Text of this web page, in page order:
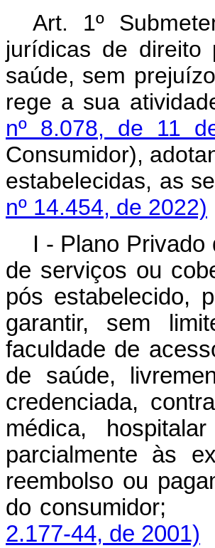
Art. 1º
jurídicas de direito
saúde, sem
rege a sua
nº 8.078, de 11
Consumidor),
estabelecidas, as
nº 14.454, de 2022)
I - Plano Privado
de serviços ou
pós estabelecido,
garantir, sem
faculdade de
de saúde,
credenciada,
médica,
parcialmente às
reembolso ou
do
2.177-44, de 2001)